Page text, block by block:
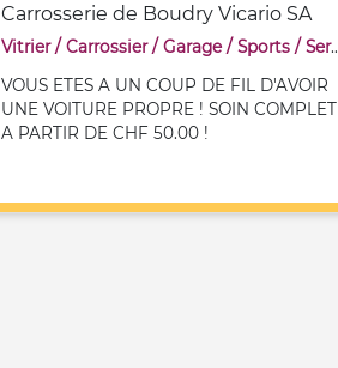
Carrosserie de Boudry Vicario SA
Vitrier/ Carrossier/ Garage/ Sports / Services pour entreprises (autres)
VOUS ETES A UN COUP DE FIL D'AVOIR
UNE VOITURE PROPRE ! SOIN COMPLET
A PARTIR DE CHF 50.00 !